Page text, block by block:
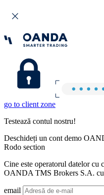
go to client zone
Testează contul nostru!
Deschideți un cont demo
Rodo section
Cine este operatorul datelor cu
OANDA TMS Brokers S.A. cu
email